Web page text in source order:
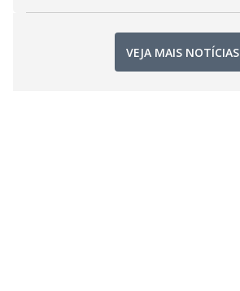
VEJA MAIS NOTÍCIAS